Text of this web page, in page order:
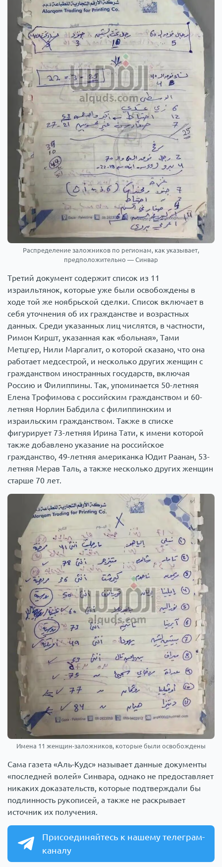
Распределение заложников по регионам, как указывает,
предположительно — Синвар
Третий документ содержит список из 11
израильтянок, которые уже были освобождены в
ходе той же ноябрьской сделки. Список включает в
себя уточнения об их гражданстве и возрастных
данных. Среди указанных лиц числятся, в частности,
Римон Киршт, указанная как «больная», Тами
Метцгер, Нили Маргалит, о которой сказано, что она
работает медсестрой, и несколько других женщин с
гражданством иностранных государств, включая
Россию и Филиппины. Так, упоминается 50-летняя
Елена Трофимова с российским гражданством и 60-
летняя Норлин Бабдила с филиппинским и
израильским гражданством. Также в списке
фигурирует 73-летняя Ирина Тати, к имени которой
также добавлено указание на российское
гражданство, 49-летняя американка Юдит Раанан, 53-
летняя Мерав Таль, а также несколько других женщин
старше 70 лет.
Имена 11 женщин-заложников, которые были освобождены
Сама газета «Аль-Кудс» называет данные документы
«последней волей» Синвара, однако не предоставляет
никаких доказательств, которые подтверждали бы
подлинность рукописей, а также не раскрывает
источник их получения.
Присоединяйтесь к нашему телеграм-
каналу